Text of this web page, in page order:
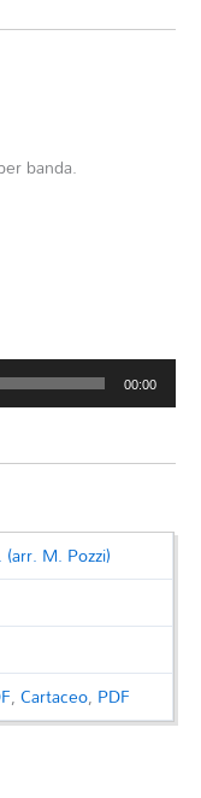
banda.
00:00
M. Pozzi)
,Cartaceo, PDF